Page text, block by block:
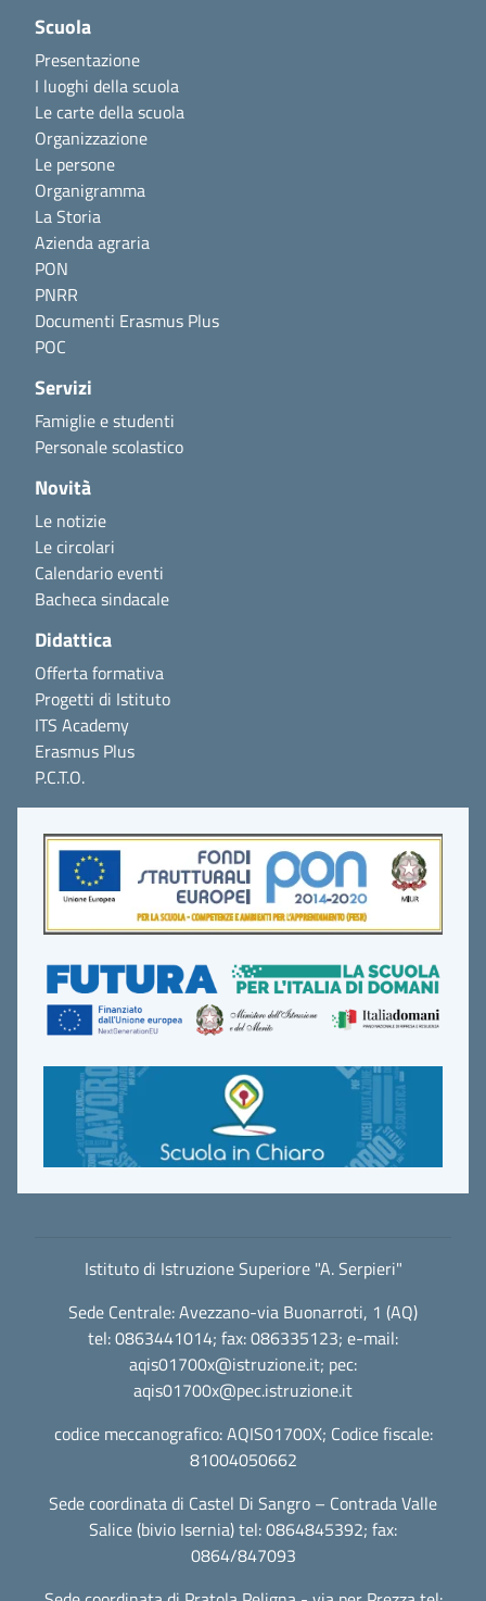
Scuola
Presentazione
I luoghi della scuola
Le carte della scuola
Organizzazione
Le persone
Organigramma
La Storia
Azienda agraria
PON
PNRR
Documenti Erasmus Plus
POC
Servizi
Famiglie e studenti
Personale scolastico
Novità
Le notizie
Le circolari
Calendario eventi
Bacheca sindacale
Didattica
Offerta formativa
Progetti di Istituto
ITS Academy
Erasmus Plus
P.C.T.O.
Istituto di Istruzione Superiore "A. Serpieri"
Sede Centrale: Avezzano-via Buonarroti, 1 (AQ)
tel: 0863441014; fax: 086335123; e-mail:
aqis01700x@istruzione.it; pec:
aqis01700x@pec.istruzione.it
codice meccanografico: AQIS01700X; Codice fiscale:
81004050662
Sede coordinata di Castel Di Sangro – Contrada Valle
Salice (bivio Isernia) tel: 0864845392; fax:
0864/847093